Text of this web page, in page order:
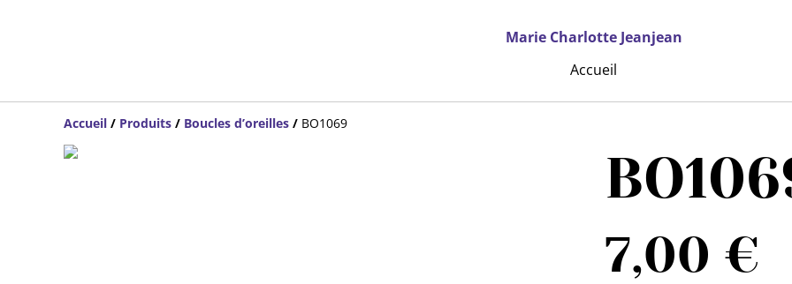
Marie Charlotte Jeanjean
Accueil
Accueil / Produits / Boucles d’oreilles / BO1069
7,00 €